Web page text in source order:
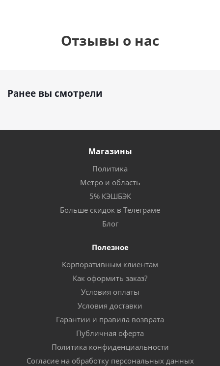
Отзывы о нас
Ранее вы смотрели
Магазины
Политика
Метро и область
5% КЭШБЭК
Больше скидок в Телеграме
Блог
Полезное
Корпоративным клиентам
Как оформить заказ?
Условия оплаты
Условия доставки
Гарантии и правила возврата
Публичная оферта
Политика конфиденциальности
Согласие на обработку персональных данных